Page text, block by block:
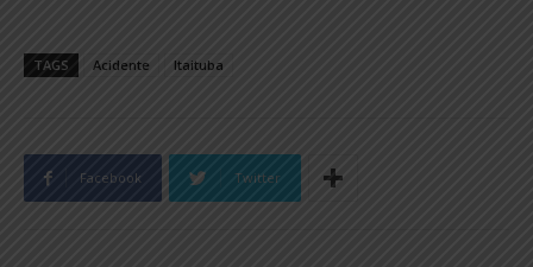
TAGS Acidente Itaituba
Facebook Twitter